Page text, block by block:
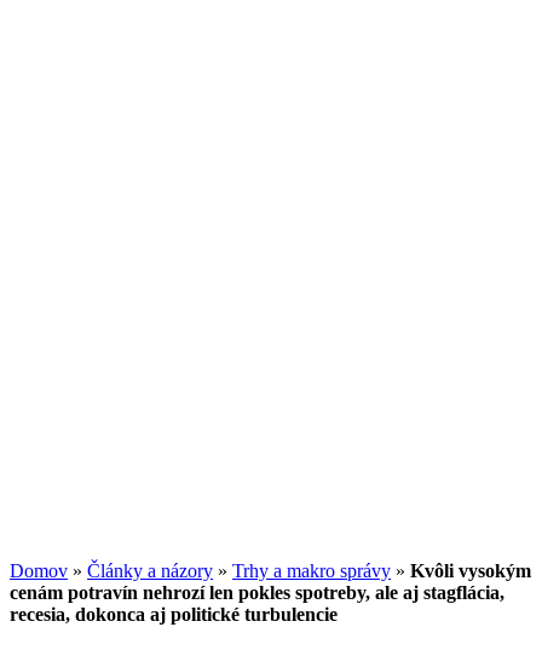
Domov » Články a názory » Trhy a makro správy » Kvôli vysokým
cenám potravín nehrozí len pokles spotreby, ale aj stagflácia,
recesia, dokonca aj politické turbulencie